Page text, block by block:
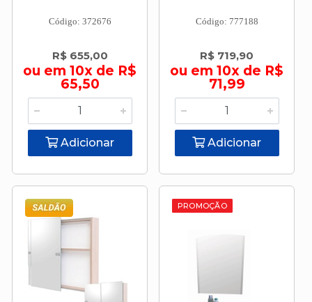
Código: 372676
R$ 655,00
ou em 10x de R$
65,50
Adicionar
Código: 777188
R$ 719,90
ou em 10x de R$
71,99
Adicionar
PROMOÇÃO